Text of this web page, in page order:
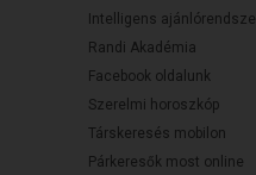
Intelligens
Randi Akadémia
Facebook oldalunk
Szerelmi horoszkóp
Társkeresés mobilon
Párkeresők most online